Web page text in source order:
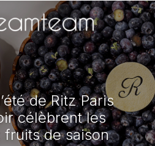
de Ritz Paris
célèbrent les
fruits de saison